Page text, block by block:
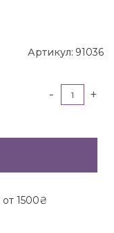
Артикул: 91036
- +
от 1500₴